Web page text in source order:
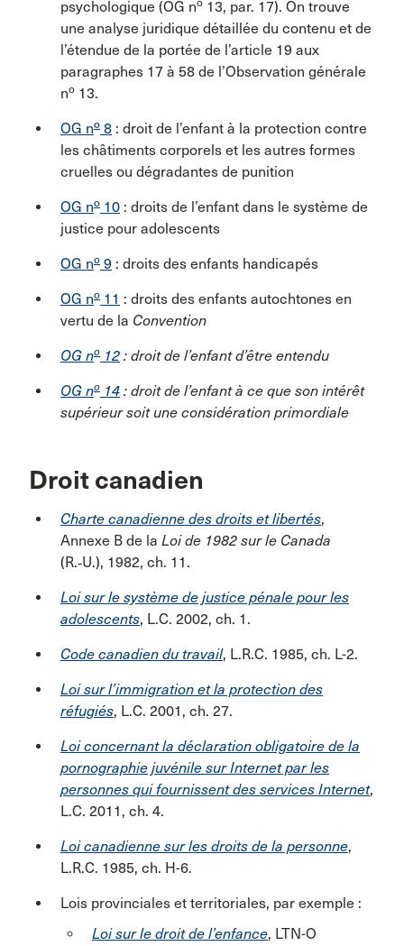
psychologique (OG no 13, par. 17). On trouve
une analyse juridique détaillée du contenu et de
l’étendue de la portée de l’article 19 aux
paragraphes 17 à 58 de l’Observation générale
no 13.
OG no 8 : droit de l’enfant à la protection contre
les châtiments corporels et les autres formes
cruelles ou dégradantes de punition
OG no 10 : droits de l’enfant dans le système de
justice pour adolescents
OG no 9 : droits des enfants handicapés
OG no 11 : droits des enfants autochtones en
vertu de la Convention
OG no 12 : droit de l’enfant d’être entendu
OG no 14 : droit de l’enfant à ce que son intérêt
supérieur soit une considération primordiale
Droit canadien
Charte canadienne des droits et libertés,
Annexe B de la Loi de 1982 sur le Canada
(R.‑U.), 1982, ch. 11.
Loi sur le système de justice pénale pour les
adolescents, L.C. 2002, ch. 1.
Code canadien du travail, L.R.C. 1985, ch. L-2.
Loi sur l’immigration et la protection des
réfugiés, L.C. 2001, ch. 27.
Loi concernant la déclaration obligatoire de la
pornographie juvénile sur Internet par les
personnes qui fournissent des services Internet,
L.C. 2011, ch. 4.
Loi canadienne sur les droits de la personne,
L.R.C. 1985, ch. H-6.
Lois provinciales et territoriales, par exemple :
Loi sur le droit de l’enfance, LTN-O